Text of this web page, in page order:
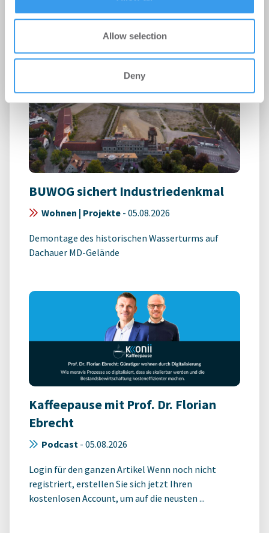
Allow selection
Deny
BUWOG sichert Industriedenkmal
Wohnen | Projekte - 05.08.2026
Demontage des historischen Wasserturms auf
Dachauer MD-Gelände
Kaffeepause mit Prof. Dr. Florian
Ebrecht
Podcast - 05.08.2026
Login für den ganzen Artikel Wenn noch nicht
registriert, erstellen Sie sich jetzt Ihren
kostenlosen Account, um auf die neusten ...